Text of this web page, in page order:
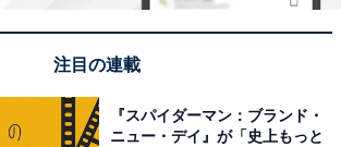
注目の連載
『スパイダーマン：ブランド・
ニュー・デイ』が「史上もっと